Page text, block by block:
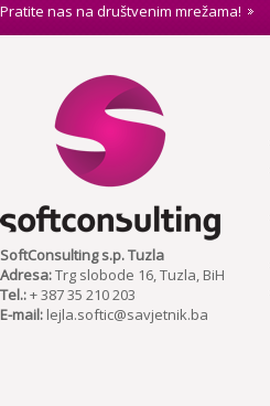
Pratite nas na društvenim mrežama!
SoftConsulting s.p. Tuzla
Adresa:Trg slobode 16, Tuzla, BiH
Tel.:+ 387 35 210 203
E-mail: lejla.softic@savjetnik.ba